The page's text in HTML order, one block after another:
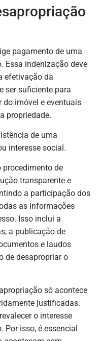
pagamento de uma
Essa indenização deve
efetivação da
ser suficiente para
imóvel e eventuais
propriedade.
de uma
interesse social.
procedimento de
transparente e
a participação dos
as informações
Isso inclui a
a publicação de
e laudos
de desapropriar o
só acontece
justificadas.
o interesse
Por isso, é essencial